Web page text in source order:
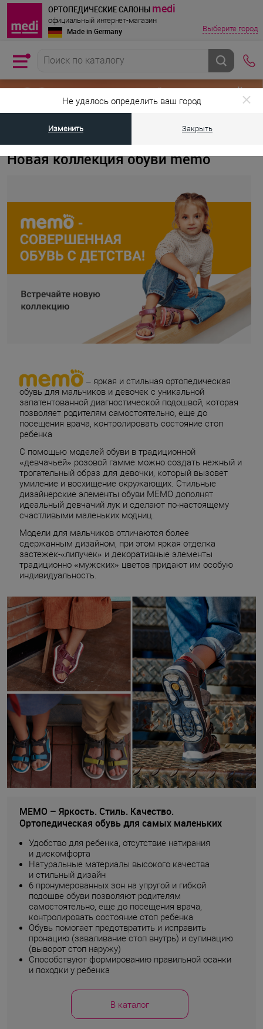
Не удалось определить ваш город
Изменить Закрыть
ОРТОПЕДИЧЕСКИЕ САЛОНЫ medi
официальный интернет-магазин
Made in Germany Выберите город
Главная страница • Новая коллекция обуви memo
Новая коллекция обуви memo
– яркая и стильная ортопедическая
обувь для мальчиков и девочек с уникальной
запатентованной диагностической подошвой, которая
позволяет родителям самостоятельно, еще до
посещения врача, контролировать состояние стоп
ребенка
С помощью моделей обуви в традиционной
«девчачьей» розовой гамме можно создать нежный и
трогательный образ для девочки, который вызовет
умиление и восхищение окружающих. Стильные
дизайнерские элементы обуви MEMO дополнят
идеальный девчачий лук и сделают по-настоящему
счастливыми маленьких модниц.
Модели для мальчиков отличаются более
сдержанным дизайном, при этом яркая отделка
застежек-«липучек» и декоративные элементы
традиционно «мужских» цветов придают им особую
индивидуальность.
MEMO – Яркость. Стиль. Качество.
Ортопедическая обувь для самых маленьких
Удобство для ребенка, отсутствие натирания
и дискомфорта
Натуральные материалы высокого качества
и стильный дизайн
6 пронумерованных зон на упругой и гибкой
подошве обуви позволяют родителям
самостоятельно, еще до посещения врача,
контролировать состояние стоп ребенка
Обувь помогает предотвратить и исправить
пронацию (заваливание стоп внутрь) и супинацию
(выворот стоп наружу)
Способствуют формированию правильной осанки
и походки у ребенка
В каталог